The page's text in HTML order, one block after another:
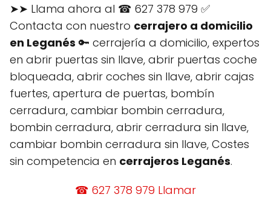
➤➤ Llama ahora al ☎ 627 378 979 ✅
Contacta con nuestro cerrajero a domicilio
en Leganés 🔑 cerrajería a domicilio, expertos
en abrir puertas sin llave, abrir puertas coche
bloqueada, abrir coches sin llave, abrir cajas
fuertes, apertura de puertas, bombín
cerradura, cambiar bombin cerradura,
bombin cerradura, abrir cerradura sin llave,
cambiar bombin cerradura sin llave, Costes
sin competencia en cerrajeros Leganés.
☎ 627 378 979 Llamar